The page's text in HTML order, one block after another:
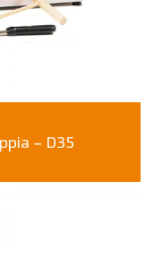
– D35